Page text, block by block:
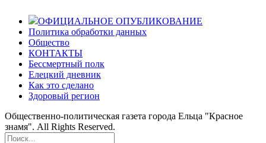
ОФИЦИАЛЬНОЕ ОПУБЛИКОВАНИЕ
Политика обработки данных
Общество
КОНТАКТЫ
Бессмертный полк
Елецкий дневник
Как это сделано
Здоровый регион
Общественно-политическая газета города Ельца "Красное
знамя". All Rights Reserved.